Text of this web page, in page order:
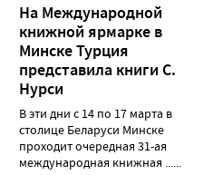
На Международной
книжной ярмарке в
Минске Турция
представила книги С.
Нурси
В эти дни с 14 по 17 марта в
столице Беларуси Минске
проходит очередная 31-ая
международная книжная ......